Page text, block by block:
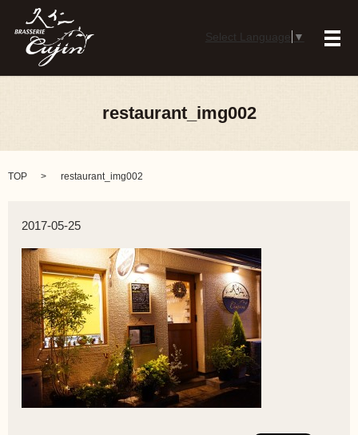
Select Language ▼
メ
restaurant_img002
TOP restaurant_img002
2017-05-25